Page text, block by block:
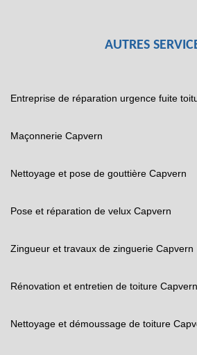
AUTRES
Entreprise de réparation urgence fuite
Maçonnerie Capvern
Nettoyage et pose de gouttière Capvern
Pose et réparation de velux Capvern
Zingueur et travaux de zinguerie Capvern
Rénovation et entretien de toiture Capvern
Nettoyage et démoussage de toiture